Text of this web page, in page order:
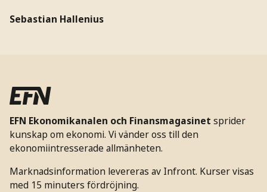
Sebastian Hallenius
EFN Ekonomikanalen och Finansmagasinet sprider
kunskap om ekonomi. Vi vänder oss till den
ekonomiintresserade allmänheten.
Marknadsinformation levereras av Infront. Kurser visas
med 15 minuters fördröjning.